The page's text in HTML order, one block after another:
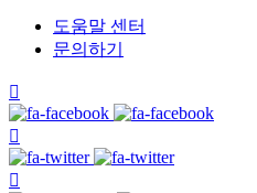
도움말 센터
문의하기